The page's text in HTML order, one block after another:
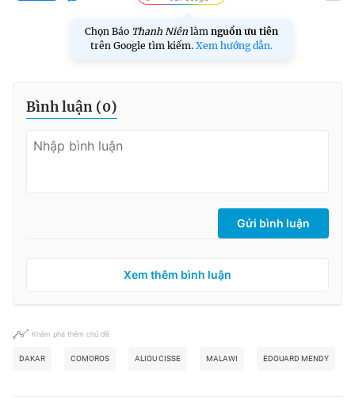
Chọn Báo Thanh Niên làm nguồn ưu tiên
trên Google tìm kiếm. Xem hướng dẫn.
Bình luận (0)
Gửi bình luận
Xem thêm bình luận
Khám phá thêm chủ đề
DAKAR COMOROS ALIOU CISSE MALAWI EDOUARD MENDY